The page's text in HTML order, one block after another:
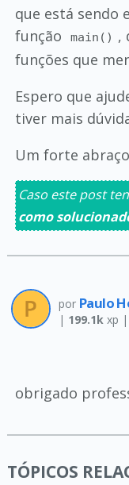
que está sendo
função
main() ,
funções que
Espero que
tiver mais
Um forte
Caso este post
como
por Paulo
| 199.1kxp |
obrigado
TÓPICOS